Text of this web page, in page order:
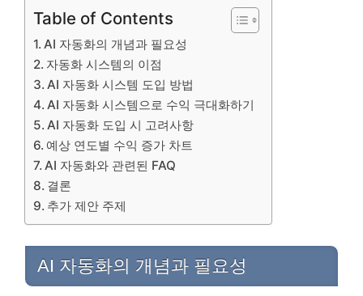
Table of Contents
AI 자동화의 개념과 필요성
자동화 시스템의 이점
AI 자동화 시스템 도입 방법
AI 자동화 시스템으로 수익 극대화하기
AI 자동화 도입 시 고려사항
예상 연도별 수익 증가 차트
AI 자동화와 관련된 FAQ
결론
추가 제안 주제
AI 자동화의 개념과 필요성